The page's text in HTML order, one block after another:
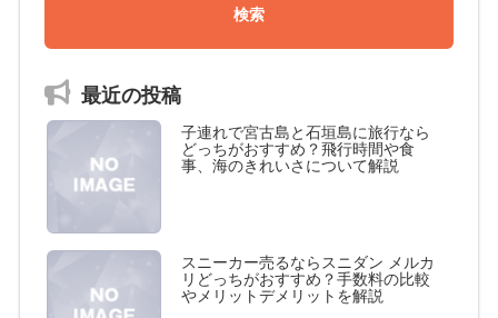
最近の投稿
子連れで宮古島と石垣島に旅行なら
どっちがおすすめ？飛行時間や食
事、海のきれいさについて解説
スニーカー売るならスニダン メルカ
リどっちがおすすめ？手数料の比較
やメリットデメリットを解説